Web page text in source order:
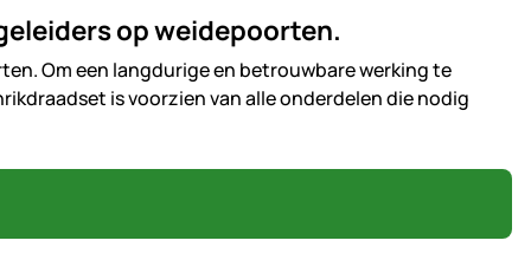
op weidepoorten.
Om een langdurige en betrouwbare werking te
is voorzien van alle onderdelen die nodig